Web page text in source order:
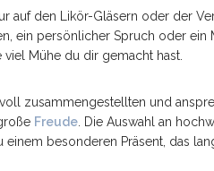
auf den Likör-Gläsern oder der
ein persönlicher Spruch oder
viel Mühe du dir gemacht hast.
zusammengestellten und
Freude . Die Auswahl an
einem besonderen Präsent, das